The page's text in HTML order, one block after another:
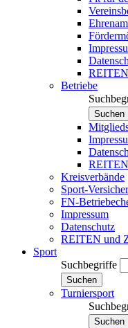
Betriebe
Suchen
Kreisverbände
Sport-
FN-
Impressum
Datenschutz
REITEN und
Sport
Suchbegriffe
Suchen
Turniersport
Suchen